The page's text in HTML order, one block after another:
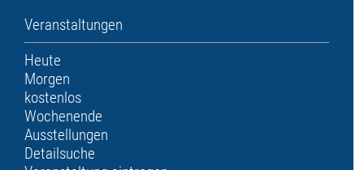
Veranstaltungen
Heute
Morgen
kostenlos
Wochenende
Ausstellungen
Detailsuche